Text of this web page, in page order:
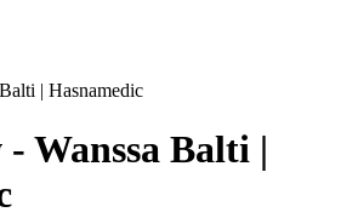
Wanssa Balti |